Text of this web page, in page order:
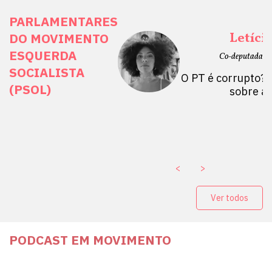
PARLAMENTARES
DO MOVIMENTO
ESQUERDA
SOCIALISTA
(PSOL)
Direitos
do Sul, SP)
Mulheres por +
Público abre
Co-deputada
O PT é corrupto?
sobre a
< >
Ver todos
PODCAST EM MOVIMENTO